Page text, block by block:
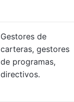
Gestores de
carteras, gestores
de programas,
directivos.